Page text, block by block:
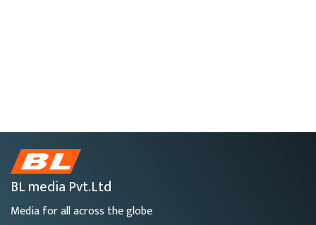
BL media Pvt.Ltd
Media for all across the globe